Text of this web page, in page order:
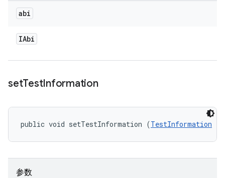
abi
IAbi
setTestInformation
public void setTestInformation (TestInformation
参数